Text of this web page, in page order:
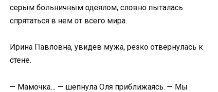
серым больничным одеялом, словно пыталась
спрятаться в нем от всего мира.
Ирина Павловна, увидев мужа, резко отвернулась к
стене.
— Мамочка… — шепнула Оля приближаясь. — Мы